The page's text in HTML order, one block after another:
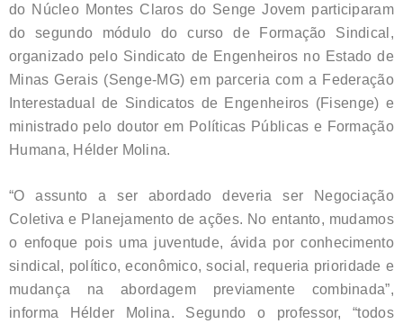
do Núcleo Montes Claros do Senge Jovem participaram
do segundo módulo do curso de Formação Sindical,
organizado pelo Sindicato de Engenheiros no Estado de
Minas Gerais (Senge-MG) em parceria com a Federação
Interestadual de Sindicatos de Engenheiros (Fisenge) e
ministrado pelo doutor em Políticas Públicas e Formação
Humana, Hélder Molina.
“O assunto a ser abordado deveria ser Negociação
Coletiva e Planejamento de ações. No entanto, mudamos
o enfoque pois uma juventude, ávida por conhecimento
sindical, político, econômico, social, requeria prioridade e
mudança na abordagem previamente combinada”,
informa Hélder Molina. Segundo o professor, “todos